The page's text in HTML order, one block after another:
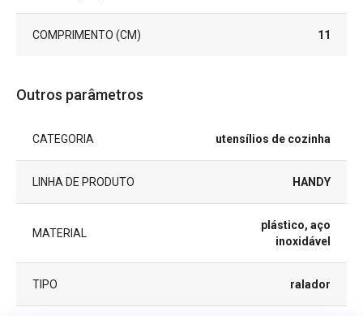
COMPRIMENTO (CM) 11
Outros parâmetros
CATEGORIA utensílios de cozinha
LINHA DE PRODUTO HANDY
MATERIAL
plástico, aço
inoxidável
TIPO ralador